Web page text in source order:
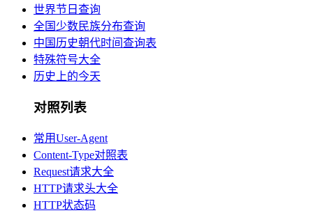
世界节日查询
全国少数民族分布查询
中国历史朝代时间查询表
特殊符号大全
历史上的今天
对照列表
常用User-Agent
Content-Type对照表
Request请求大全
HTTP请求头大全
HTTP状态码